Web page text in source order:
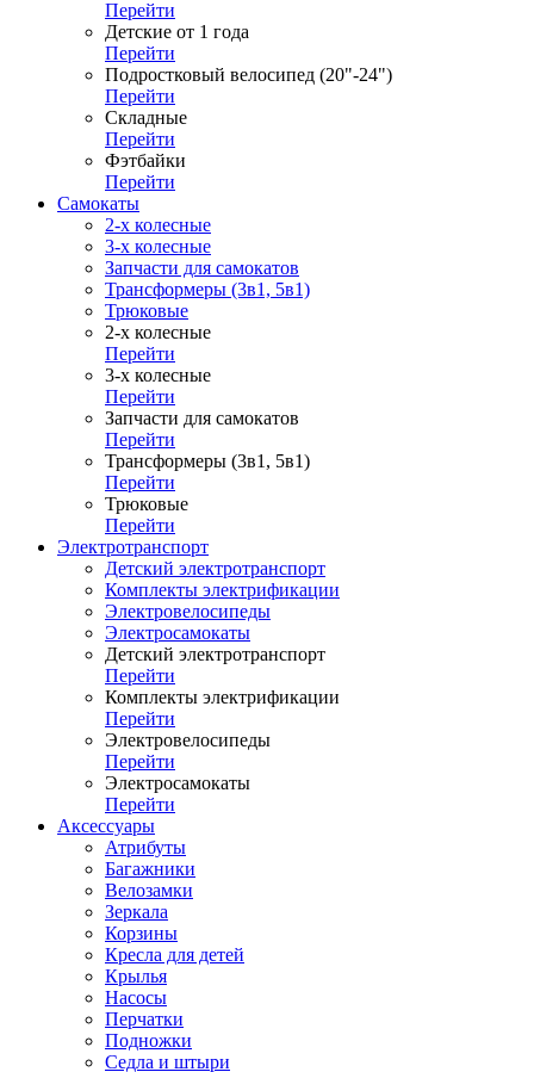
Перейти
Детские от 1 года
Перейти
Подростковый велосипед (20"-24")
Перейти
Складные
Перейти
Фэтбайки
Перейти
Самокаты
2-х колесные
3-х колесные
Запчасти для самокатов
Трансформеры (3в1, 5в1)
Трюковые
2-х колесные
Перейти
3-х колесные
Перейти
Запчасти для самокатов
Перейти
Трансформеры (3в1, 5в1)
Перейти
Трюковые
Перейти
Электротранспорт
Детский электротранспорт
Комплекты электрификации
Электровелосипеды
Электросамокаты
Детский электротранспорт
Перейти
Комплекты электрификации
Перейти
Электровелосипеды
Перейти
Электросамокаты
Перейти
Аксессуары
Атрибуты
Багажники
Велозамки
Зеркала
Корзины
Кресла для детей
Крылья
Насосы
Перчатки
Подножки
Седла и штыри